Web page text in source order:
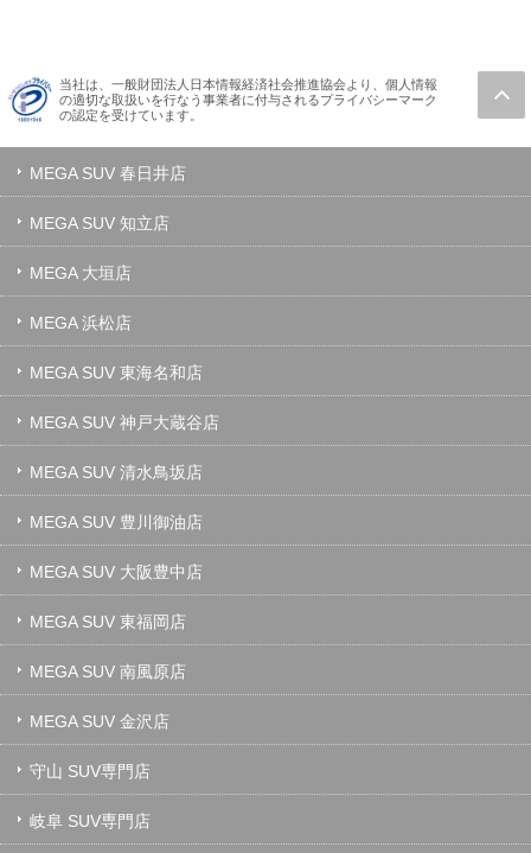
当社は、一般財団法人日本情報経済社会推進協会より、個人情報
の適切な取扱いを行なう事業者に付与されるプライバシーマーク
の認定を受けています。
MEGA SUV 春日井店
MEGA SUV 知立店
MEGA 大垣店
MEGA 浜松店
MEGA SUV 東海名和店
MEGA SUV 神戸大蔵谷店
MEGA SUV 清水鳥坂店
MEGA SUV 豊川御油店
MEGA SUV 大阪豊中店
MEGA SUV 東福岡店
MEGA SUV 南風原店
MEGA SUV 金沢店
守山 SUV専門店
岐阜 SUV専門店